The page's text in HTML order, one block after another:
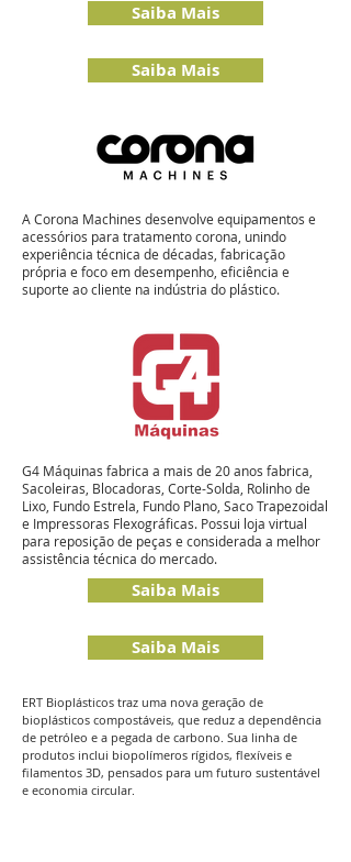
Saiba Mais
Saiba Mais
A Corona Machines desenvolve equipamentos e
acessórios para tratamento corona, unindo
experiência técnica de décadas, fabricação
própria e foco em desempenho, eficiência e
suporte ao cliente na indústria do plástico.
G4 Máquinas fabrica a mais de 20 anos fabrica,
Sacoleiras, Blocadoras, Corte-Solda, Rolinho de
Lixo, Fundo Estrela, Fundo Plano, Saco Trapezoidal
e Impressoras Flexográficas. Possui loja virtual
para reposição de peças e considerada a melhor
assistência técnica do mercado.
Saiba Mais
Saiba Mais
ERT Bioplásticos traz uma nova geração de
bioplásticos compostáveis, que reduz a dependência
de petróleo e a pegada de carbono. Sua linha de
produtos inclui biopolímeros rígidos, flexíveis e
filamentos 3D, pensados para um futuro sustentável
e economia circular.